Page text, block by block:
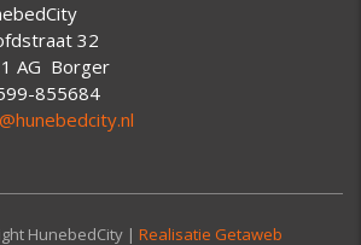
32
AG Borger
855684
HunebedCity | Realisatie Getaweb